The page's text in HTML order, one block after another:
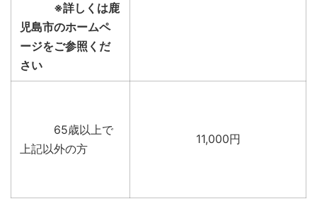
※詳しくは鹿
児島市のホームペ
ージをご参照くだ
さい
65歳以上で
上記以外の方
11,000円